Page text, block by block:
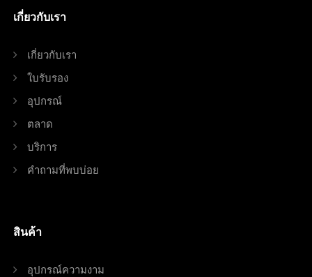
เกี่ยวกับเรา
เกี่ยวกับเรา
ใบรับรอง
อุปกรณ์
ตลาด
บริการ
คำถามที่พบบ่อย
สินค้า
อุปกรณ์ความงาม